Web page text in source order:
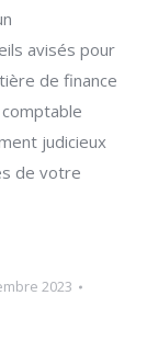
avisés pour
de finance
judicieux
de votre
2023